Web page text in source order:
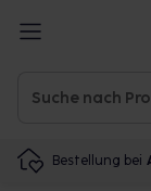
Bestellung bei